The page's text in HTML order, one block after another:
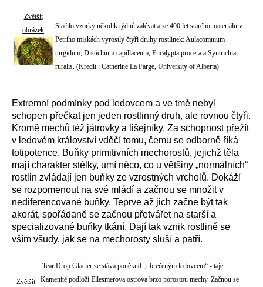
Zvětšit
obrázek
Stačilo vzorky několik týdnů zalévat a ze 400 let starého materiálu v
Petriho miskách vyrostly čtyři druhy rostlinek: Aulacomnium
turgidum, Distichium capillaceum, Encalypta procera a Syntrichia
ruralis. (Kredit : Catherine La Farge, University of Alberta)
Extremní podmínky pod ledovcem a ve tmě nebyl
schopen přečkat jen jeden rostlinný druh, ale rovnou čtyři.
Kromě mechů též játrovky a lišejníky. Za schopnost přežít
v ledovém království vděčí tomu, čemu se odborně říká
totipotence. Buňky primitivních mechorostů, jejichž těla
mají charakter stélky, umí něco, co u většiny „normálních“
rostlin zvládají jen buňky ze vzrostných vrcholů. Dokáží
se rozpomenout na své mládí a začnou se množit v
nediferencované buňky. Teprve až jich začne být tak
akorát, spořádaně se začnou přetvářet na starší a
specializované buňky tkání. Dají tak vznik rostlině se
vším všudy, jak se na mechorosty sluší a patří.
Zvětšit
Tear Drop Glacier se stává poněkud „ubrečeným ledovcem“ - taje.
Kamenité podloží Ellesmerova ostrova brzo porostou mechy. Začnou se